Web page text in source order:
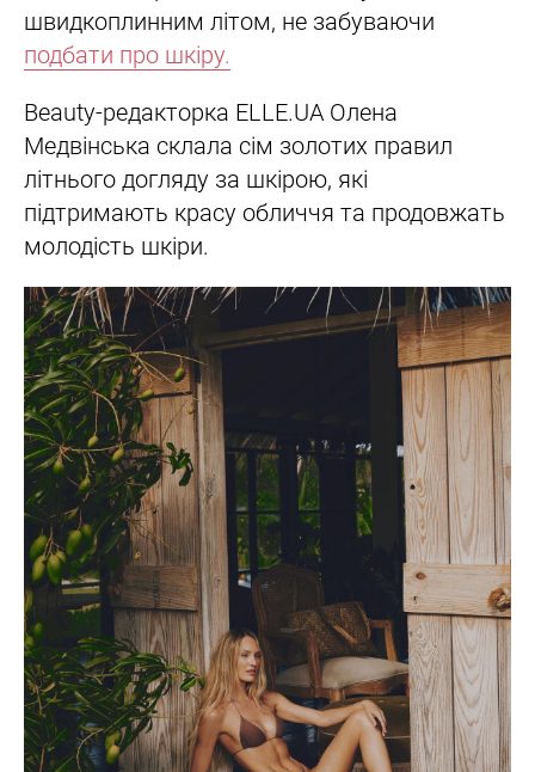
швидкоплинним літом, не забуваючи
подбати про шкіру.
Beauty-редакторка ELLE.UA Олена
Медвінська склала сім золотих правил
літнього догляду за шкірою, які
підтримають красу обличчя та продовжать
молодість шкіри.